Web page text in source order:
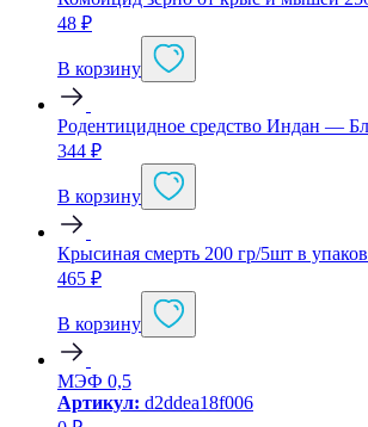
48 ₽
В корзину
Родентицидное средство Индан —
344 ₽
В корзину
Крысиная смерть 200 гр/5шт в
465 ₽
В корзину
МЭФ 0,5
Артикул: d2ddea18f006